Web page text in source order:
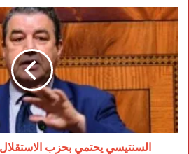
السنتيسي
يحتمي
بحزب
الاستقلال
لمنع
هدم
مشاريعه
السياحية
بالولجة
السنتيسي يحتمي بحزب